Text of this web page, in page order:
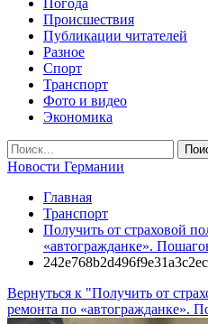
Погода
Происшествия
Публикации читателей
Разное
Спорт
Транспорт
Фото и видео
Экономика
Новости Германии
Главная
Транспорт
Получить от страховой
«автогражданке».
Вернуться к "Получить от
ремонта по «автогражданке».